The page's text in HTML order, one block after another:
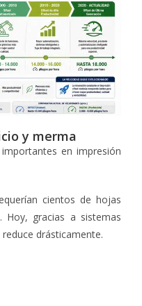
y merma
en impresión
cientos de hojas
Hoy, gracias a sistemas
drásticamente.